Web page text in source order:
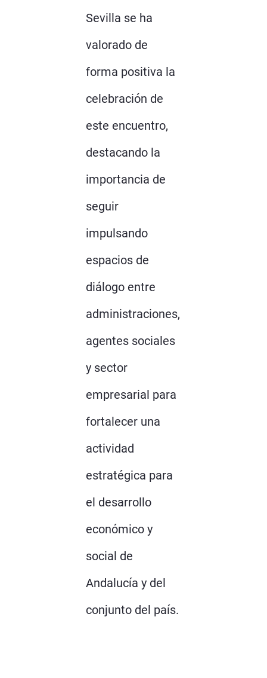
Sevilla se ha
valorado de
forma positiva la
celebración de
este encuentro,
destacando la
importancia de
seguir
impulsando
espacios de
diálogo entre
administraciones,
agentes sociales
y sector
empresarial para
fortalecer una
actividad
estratégica para
el desarrollo
económico y
social de
Andalucía y del
conjunto del país.